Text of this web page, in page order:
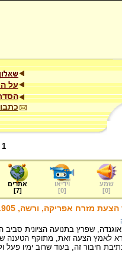
על
1
שמע
[
0
]
וידיאו
[
0
]
אתרים
[
7
]
מזרח אפריקה, ורשה, 1905
אוגנדה, שפרץ בתנועה הציונית
לאמץ הצעה זאת, מתוקף הטענה
חיבור זה, בעוד שרוב ימיו